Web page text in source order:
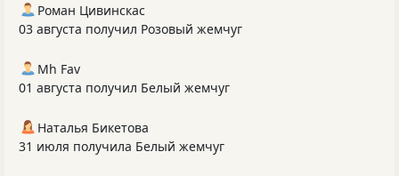
Роман Цивинскас
03 августа получил Розовый жемчуг
Mh Fav
01 августа получил Белый жемчуг
Наталья Бикетова
31 июля получила Белый жемчуг